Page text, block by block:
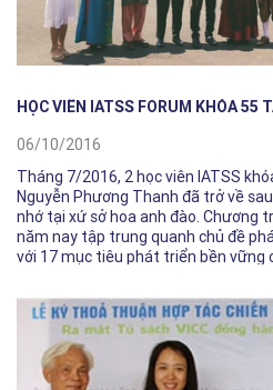
HỌC VIÊN IATSS FORUM KHÓA 55
06/10/2016
Tháng 7/2016, 2 học viên IATSS
Nguyễn Phương Thanh đã trở về
nhớ tại xứ sở hoa anh đào. Chương
năm nay tập trung quanh chủ đề
với 17 mục tiêu phát triển bền vững
chính trị xã hội tới bảo vệ môi
chất đáng học hỏi của người Nhật